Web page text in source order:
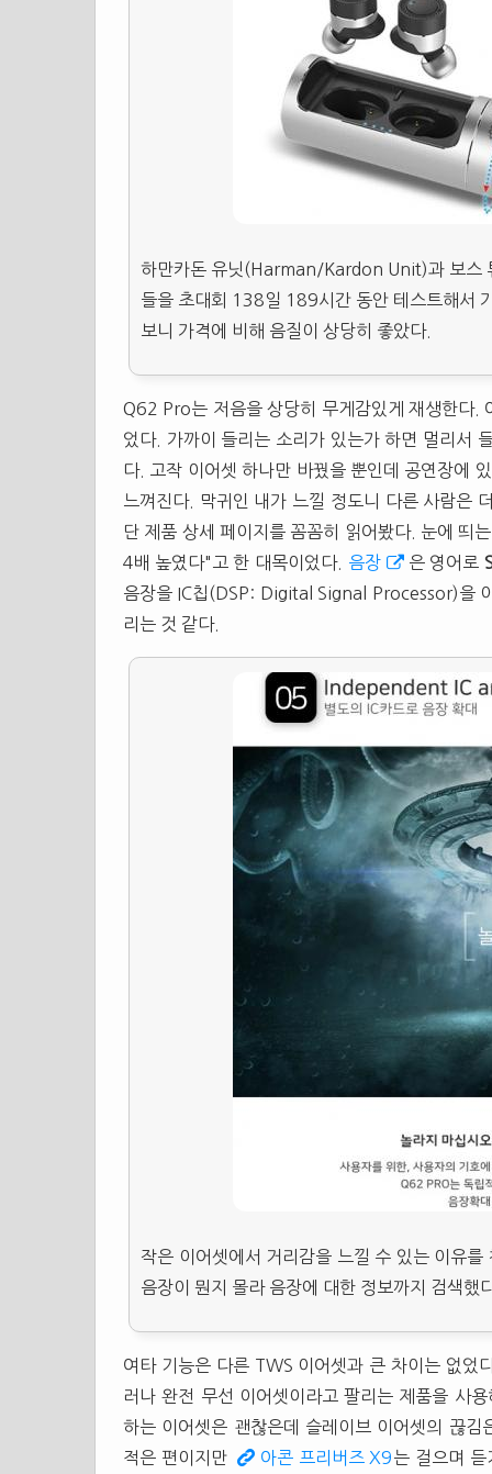
하만카돈 유닛(Harman/Kardon Unit)과 보스
들을 초대회 138일 189시간 동안 테스트해서
보니 가격에 비해 음질이 상당히 좋았다.
Q62 Pro는 저음을 상당히 무게감있게 재생한다.
었다. 가까이 들리는 소리가 있는가 하면 멀리서
다. 고작 이어셋 하나만 바꿨을 뿐인데 공연장에
느껴진다. 막귀인 내가 느낄 정도니 다른 사람은
단 제품 상세 페이지를 꼼꼼히 읽어봤다. 눈에 띄
4배 높였다"고 한 대목이었다.
음장 은 영어로
음장을 IC칩(DSP: Digital Signal Processor)을
리는 것 같다.
작은 이어셋에서 거리감을 느낄 수 있는 이유
음장이 뭔지 몰라 음장에 대한 정보까지 검색했
여타 기능은 다른 TWS 이어셋과 큰 차이는 없었
러나 완전 무선 이어셋이라고 팔리는 제품을 사
하는 이어셋은 괜찮은데 슬레이브 이어셋의 끊
적은 편이지만
아콘 프리버즈 X9는 걸으며